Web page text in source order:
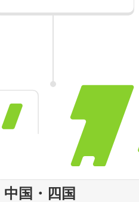
中国・四国
有名ブランドで楽しく働こ
人気を誇るブランドで 販売&店舗運
フ積極採用中！